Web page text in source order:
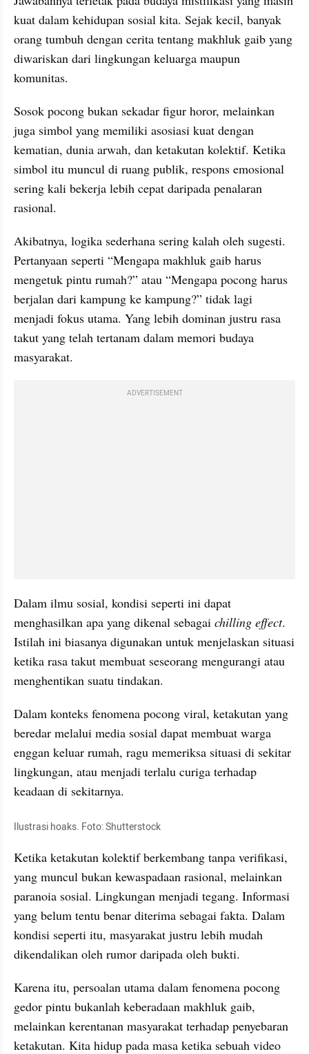
kuat dalam kehidupan sosial kita. Sejak kecil, banyak
orang tumbuh dengan cerita tentang makhluk gaib yang
diwariskan dari lingkungan keluarga maupun
komunitas.
Sosok pocong bukan sekadar figur horor, melainkan
juga simbol yang memiliki asosiasi kuat dengan
kematian, dunia arwah, dan ketakutan kolektif. Ketika
simbol itu muncul di ruang publik, respons emosional
sering kali bekerja lebih cepat daripada penalaran
rasional.
Akibatnya, logika sederhana sering kalah oleh sugesti.
Pertanyaan seperti “Mengapa makhluk gaib harus
mengetuk pintu rumah?” atau “Mengapa pocong harus
berjalan dari kampung ke kampung?” tidak lagi
menjadi fokus utama. Yang lebih dominan justru rasa
takut yang telah tertanam dalam memori budaya
masyarakat.
ADVERTISEMENT
Dalam ilmu sosial, kondisi seperti ini dapat
menghasilkan apa yang dikenal sebagai chilling effect.
Istilah ini biasanya digunakan untuk menjelaskan situasi
ketika rasa takut membuat seseorang mengurangi atau
menghentikan suatu tindakan.
Dalam konteks fenomena pocong viral, ketakutan yang
beredar melalui media sosial dapat membuat warga
enggan keluar rumah, ragu memeriksa situasi di sekitar
lingkungan, atau menjadi terlalu curiga terhadap
keadaan di sekitarnya.
Ilustrasi hoaks. Foto: Shutterstock
Ketika ketakutan kolektif berkembang tanpa verifikasi,
yang muncul bukan kewaspadaan rasional, melainkan
paranoia sosial. Lingkungan menjadi tegang. Informasi
yang belum tentu benar diterima sebagai fakta. Dalam
kondisi seperti itu, masyarakat justru lebih mudah
dikendalikan oleh rumor daripada oleh bukti.
Karena itu, persoalan utama dalam fenomena pocong
gedor pintu bukanlah keberadaan makhluk gaib,
melainkan kerentanan masyarakat terhadap penyebaran
ketakutan. Kita hidup pada masa ketika sebuah video